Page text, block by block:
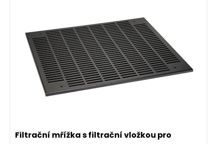
Filtrační mřížka s filtrační vložkou pro